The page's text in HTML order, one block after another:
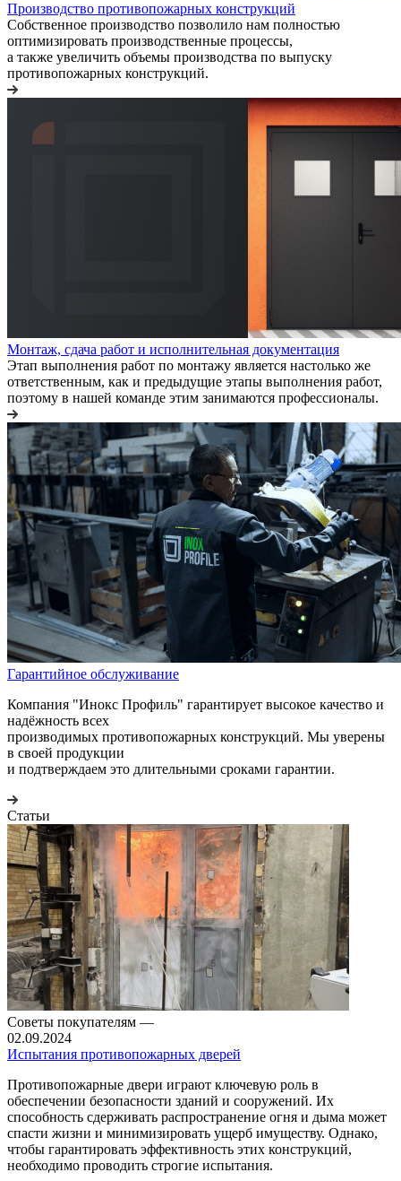
Производство противопожарных конструкций
Собственное производство позволило нам полностью
оптимизировать производственные процессы,
а также увеличить объемы производства по выпуску
противопожарных конструкций.
Монтаж, сдача работ и исполнительная документация
Этап выполнения работ по монтажу является настолько же
ответственным, как и предыдущие этапы выполнения работ,
поэтому в нашей команде этим занимаются профессионалы.
Гарантийное обслуживание
Компания "Инокс Профиль" гарантирует высокое качество и
надёжность всех
производимых противопожарных конструкций. Мы уверены
в своей продукции
и подтверждаем это длительными сроками гарантии.
Статьи
Советы покупателям —
02.09.2024
Испытания противопожарных дверей
Противопожарные двери играют ключевую роль в
обеспечении безопасности зданий и сооружений. Их
способность сдерживать распространение огня и дыма может
спасти жизни и минимизировать ущерб имуществу. Однако,
чтобы гарантировать эффективность этих конструкций,
необходимо проводить строгие испытания.